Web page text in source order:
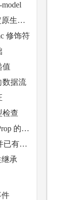
Vue.js 组件绑定原生事件
修饰符
值
数据流
检查
Vue.js Prop 非 Prop 的属性
Vue.js 替换/合并已有的属性
继承
件